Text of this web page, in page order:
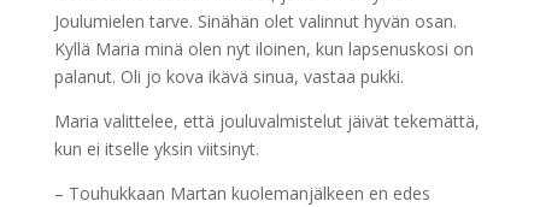
Joulumielen tarve. Sinähän olet valinnut hyvän osan.
Kyllä Maria minä olen nyt iloinen, kun lapsenuskosi on
palanut. Oli jo kova ikävä sinua, vastaa pukki.
Maria valittelee, että jouluvalmistelut jäivät tekemättä,
kun ei itselle yksin viitsinyt.
– Touhukkaan Martan kuolemanjälkeen en edes